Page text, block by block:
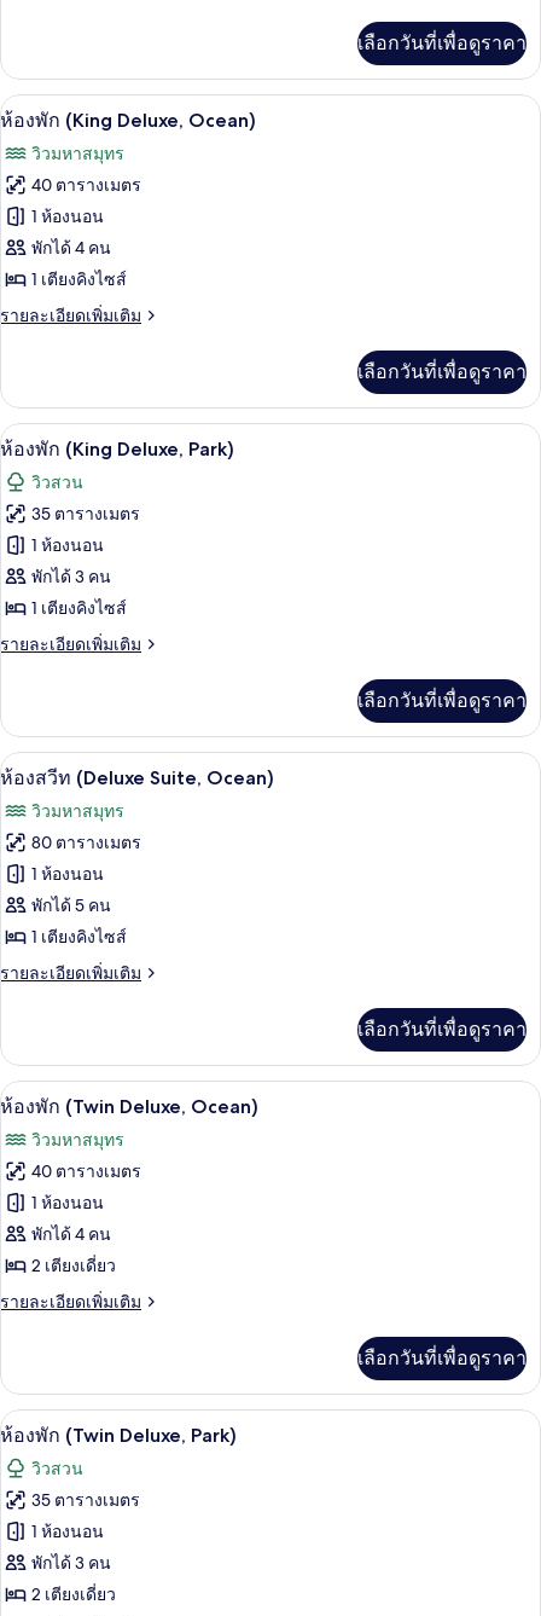
ทีฟ
(Twin
Executive,
Park,
Lounge
Access)
เกี่ยว
กับ
ห้อง
เซก
คิว
ทีฟ
(Twin
Executive,
Park,
Lounge
Access)
เลือกวันที่เพื่อดูราคา
เปิด
ภาพถ่าย
ทั้งหมด
ของ
ห้อง
พัก
(King
ห้องพัก (King Deluxe, Ocean) | ตู้นิร
14
ห้องพัก (King Deluxe, Ocean)
วิวมหาสมุทร
40 ตารางเมตร
1 ห้องนอน
พักได้ 4 คน
1 เตียงคิงไซส์
รายละเอียดเพิ่มเติม
ราย
เกี่ยว
กับ
ห้อง
(King
Deluxe,
Ocean)
เลือกวันที่เพื่อดูราคา
เปิด
ภาพถ่าย
ทั้งหมด
ของ
ห้อง
พัก
(King
ห้องพัก (King Deluxe, Park) | ตู้นิรภัย
10
ห้องพัก (King Deluxe, Park)
วิวสวน
35 ตารางเมตร
1 ห้องนอน
พักได้ 3 คน
1 เตียงคิงไซส์
รายละเอียดเพิ่มเติม
ราย
เกี่ยว
กับ
ห้อง
(King
Deluxe,
Park)
เลือกวันที่เพื่อดูราคา
เปิด
ภาพถ่าย
ทั้งหมด
ของ
ห้อง
สวีท
(Deluxe
ห้องสวีท (Deluxe Suite, Ocean) | บริ
18
ห้องสวีท (Deluxe Suite, Ocean)
วิวมหาสมุทร
80 ตารางเมตร
1 ห้องนอน
พักได้ 5 คน
1 เตียงคิงไซส์
รายละเอียดเพิ่มเติม
ราย
เกี่ยว
กับ
ห้อง
ท
(Deluxe
Suite,
Ocean)
เลือกวันที่เพื่อดูราคา
เปิด
ภาพถ่าย
ทั้งหมด
ของ
ห้อง
พัก
(Twin
ห้องพัก (Twin Deluxe, Ocean) | ตู้นิร
13
ห้องพัก (Twin Deluxe, Ocean)
วิวมหาสมุทร
40 ตารางเมตร
1 ห้องนอน
พักได้ 4 คน
2 เตียงเดี่ยว
รายละเอียดเพิ่มเติม
ราย
เกี่ยว
กับ
ห้อง
(Twin
Deluxe,
Ocean)
เลือกวันที่เพื่อดูราคา
เปิด
ภาพถ่าย
ทั้งหมด
ของ
ห้อง
พัก
ตู้นิรภัยในห้องพัก, โต๊ะทำงาน, ผ้าม่าน
11
ห้องพัก (Twin Deluxe, Park)
วิวสวน
35 ตารางเมตร
1 ห้องนอน
พักได้ 3 คน
2 เตียงเดี่ยว